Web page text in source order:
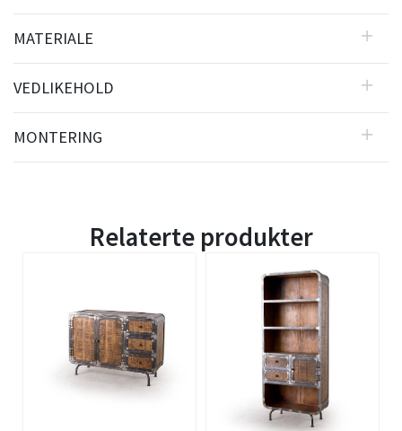
MATERIALE
VEDLIKEHOLD
MONTERING
Relaterte produkter